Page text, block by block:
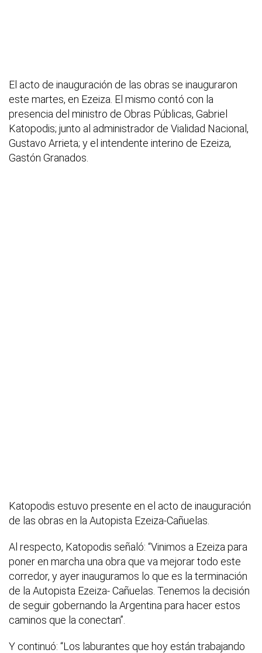
El acto de inauguración de las obras se inauguraron
este martes, en Ezeiza. El mismo contó con la
presencia del ministro de Obras Públicas, Gabriel
Katopodis; junto al administrador de Vialidad Nacional,
Gustavo Arrieta; y el intendente interino de Ezeiza,
Gastón Granados.
Katopodis estuvo presente en el acto de inauguración
de las obras en la Autopista Ezeiza-Cañuelas.
Al respecto, Katopodis señaló: “Vinimos a Ezeiza para
poner en marcha una obra que va mejorar todo este
corredor, y ayer inauguramos lo que es la terminación
de la Autopista Ezeiza- Cañuelas. Tenemos la decisión
de seguir gobernando la Argentina para hacer estos
caminos que la conectan”.
Y continuó: “Los laburantes que hoy están trabajando